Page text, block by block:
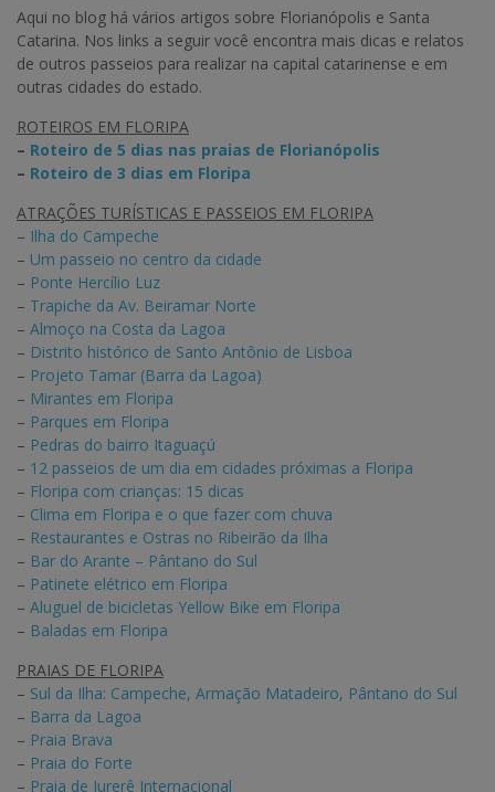
Aqui no blog há vários artigos sobre Florianópolis e Santa
Catarina. Nos links a seguir você encontra mais dicas e relatos
de outros passeios para realizar na capital catarinense e em
outras cidades do estado.
ROTEIROS EM FLORIPA
– Roteiro de 5 dias nas praias de Florianópolis
– Roteiro de 3 dias em Floripa
ATRAÇÕES TURÍSTICAS E PASSEIOS EM FLORIPA
– Ilha do Campeche
– Um passeio no centro da cidade
– Ponte Hercílio Luz
– Trapiche da Av. Beiramar Norte
– Almoço na Costa da Lagoa
– Distrito histórico de Santo Antônio de Lisboa
– Projeto Tamar (Barra da Lagoa)
– Mirantes em Floripa
– Parques em Floripa
– Pedras do bairro Itaguaçú
– 12 passeios de um dia em cidades próximas a Floripa
– Floripa com crianças: 15 dicas
– Clima em Floripa e o que fazer com chuva
– Restaurantes e Ostras no Ribeirão da Ilha
– Bar do Arante – Pântano do Sul
– Patinete elétrico em Floripa
– Aluguel de bicicletas Yellow Bike em Floripa
– Baladas em Floripa
PRAIAS DE FLORIPA
– Sul da Ilha: Campeche, Armação Matadeiro, Pântano do Sul
– Barra da Lagoa
– Praia Brava
– Praia do Forte
– Praia de Jurerê Internacional